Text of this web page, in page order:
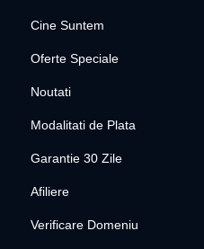
Cine Suntem
Oferte Speciale
Noutati
Modalitati de Plata
Garantie 30 Zile
Afiliere
Verificare Domeniu